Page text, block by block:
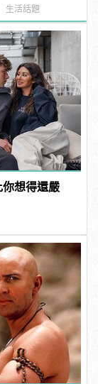
Dick」是啥？
生活話題
想得還嚴